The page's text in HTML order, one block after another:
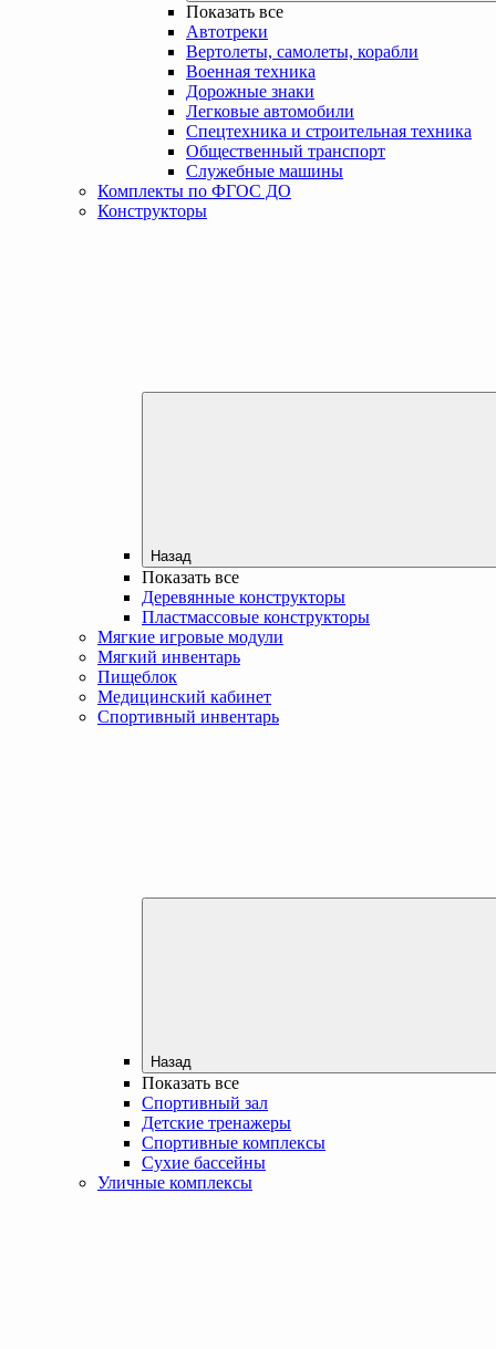
Показать все
Автотреки
Вертолеты, самолеты, корабли
Военная техника
Дорожные знаки
Легковые автомобили
Спецтехника и строительная техника
Общественный транспорт
Служебные машины
Комплекты по ФГОС ДО
Конструкторы
Назад
Показать все
Деревянные конструкторы
Пластмассовые конструкторы
Мягкие игровые модули
Мягкий инвентарь
Пищеблок
Медицинский кабинет
Спортивный инвентарь
Назад
Показать все
Спортивный зал
Детские тренажеры
Спортивные комплексы
Сухие бассейны
Уличные комплексы